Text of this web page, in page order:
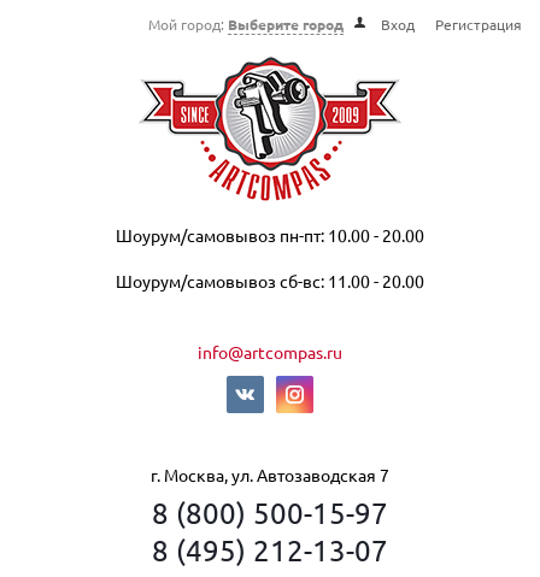
Мой город: Выберите город Вход Регистрация
Шоурум/самовывоз пн-пт: 10.00 - 20.00
Шоурум/самовывоз сб-вс: 11.00 - 20.00
info@artcompas.ru
г. Москва, ул. Автозаводская 7
8 (800) 500-15-97
8 (495) 212-13-07